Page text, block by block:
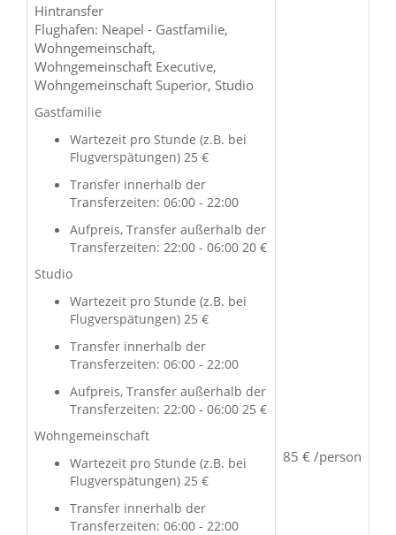
Hintransfer
Flughafen: Neapel - Gastfamilie,
Wohngemeinschaft,
Wohngemeinschaft Executive,
Wohngemeinschaft Superior, Studio
Gastfamilie
Wartezeit pro Stunde (z.B. bei
Flugverspätungen) 25 €
Transfer innerhalb der
Transferzeiten: 06:00 - 22:00
Aufpreis, Transfer außerhalb der
Transferzeiten: 22:00 - 06:00 20 €
Studio
Wartezeit pro Stunde (z.B. bei
Flugverspätungen) 25 €
Transfer innerhalb der
Transferzeiten: 06:00 - 22:00
Aufpreis, Transfer außerhalb der
Transferzeiten: 22:00 - 06:00 25 €
Wohngemeinschaft
Wartezeit pro Stunde (z.B. bei
Flugverspätungen) 25 €
Transfer innerhalb der
Transferzeiten: 06:00 - 22:00
85 € /person